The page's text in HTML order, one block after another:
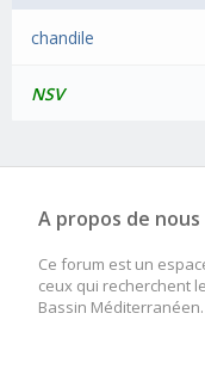
chandile
NSV
A propos de nous
Ce forum est un
ceux qui recherchent
Bassin Méditerranéen.